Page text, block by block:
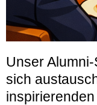
Unser
sich